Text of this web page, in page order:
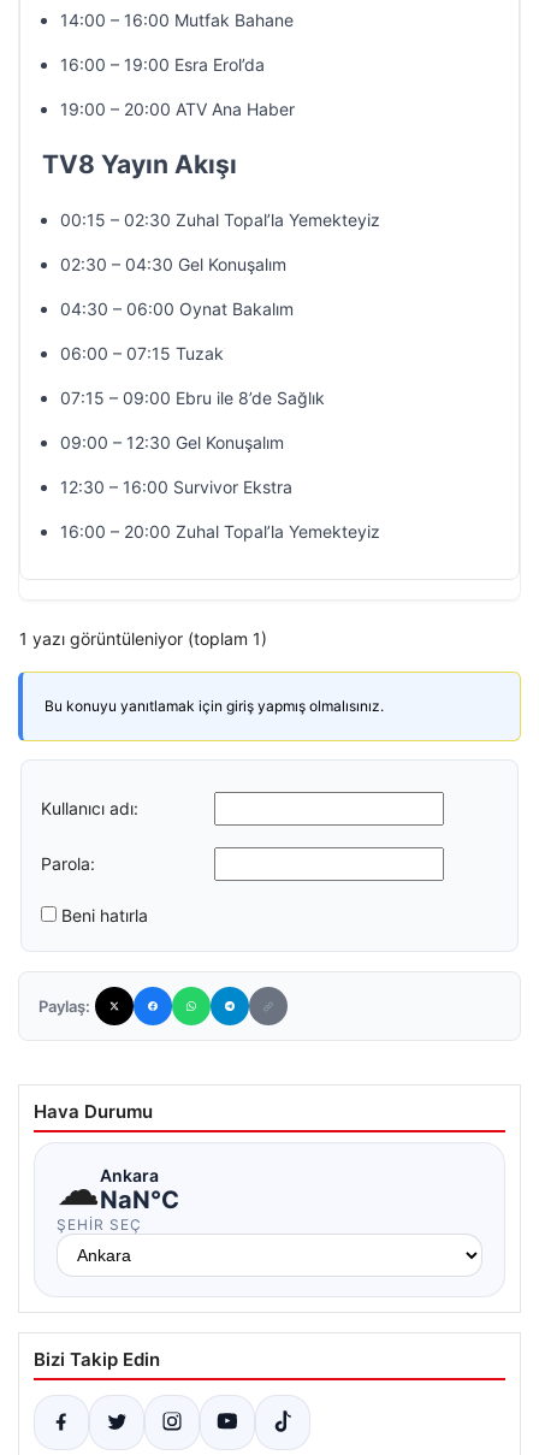
14:00 – 16:00 Mutfak Bahane
16:00 – 19:00 Esra Erol’da
19:00 – 20:00 ATV Ana Haber
TV8 Yayın Akışı
00:15 – 02:30 Zuhal Topal’la Yemekteyiz
02:30 – 04:30 Gel Konuşalım
04:30 – 06:00 Oynat Bakalım
06:00 – 07:15 Tuzak
07:15 – 09:00 Ebru ile 8’de Sağlık
09:00 – 12:30 Gel Konuşalım
12:30 – 16:00 Survivor Ekstra
16:00 – 20:00 Zuhal Topal’la Yemekteyiz
1 yazı görüntüleniyor (toplam 1)
Bu konuyu yanıtlamak için giriş yapmış olmalısınız.
Kullanıcı adı:
Parola:
Beni hatırla
Paylaş:
Hava Durumu
☁Ankara
NaN°C
ŞEHIR SEÇ
Bizi Takip Edin